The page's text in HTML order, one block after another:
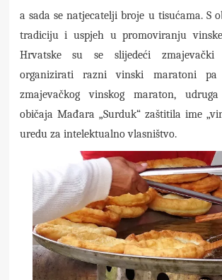
a sada se natjecatelji broje u tisućama. S
tradiciju i uspjeh u promoviranju
Hrvatske su se slijedeći
organizirati razni vinski maratoni pa
zmajevačkog vinskog maraton,
običaja Mađara „Surduk“ zaštitila ime
uredu za intelektualno vlasništvo.